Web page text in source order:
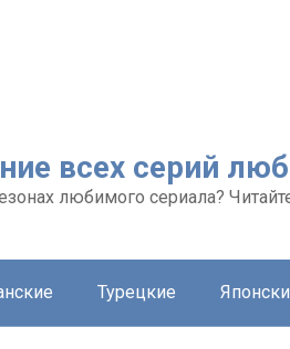
всех серий
любимого сериала?
Турецкие